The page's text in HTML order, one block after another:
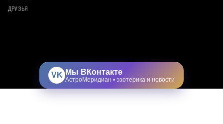
ДРУЗЬЯ
VK Мы ВКонтакте
АстроМеридиан • эзотерика и новости